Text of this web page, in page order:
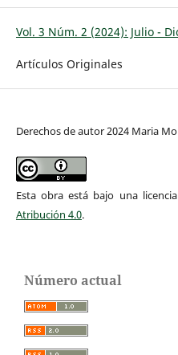
Vol. 3 Núm. 2 (2024): Julio -
Artículos Originales
Derechos de autor 2024 Maria
Esta obra está bajo una
Atribución 4.0.
Número actual